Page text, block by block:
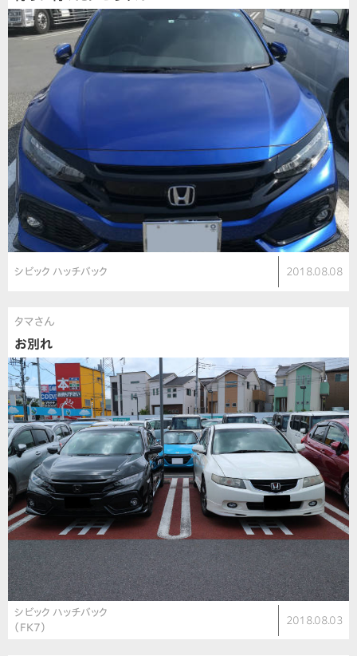
シビック ハッチバック 2018.08.08
タマさん
お別れ
シビック ハッチバック
（FK7）
2018.08.03